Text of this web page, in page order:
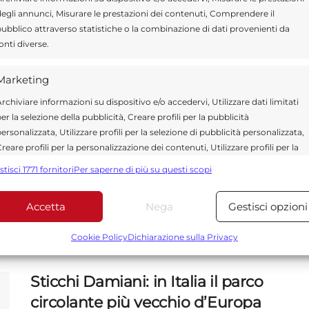
annunci, Misurare le prestazioni dei contenuti, Comprendere il
attraverso statistiche o la combinazione di dati provenienti da
diverse.
informazioni su dispositivo e/o accedervi, Utilizzare dati limitati
la selezione della pubblicità, Creare profili per la pubblicità
Utilizzare profili per la selezione di pubblicità personalizzata,
profili per la personalizzazione dei contenuti, Utilizzare profili per la
Utilizzare dati limitati per la selezione dei contenuti.
Funzionalità Sempre
Abbinare e combinare dati provenienti da altre fonti di dati,
Utilizzare dati di geolocalizzazione precisi, Riconoscere i
1771 fornitoriPer saperne di più su questi scopi
Accetta Nega Gestisci opzioni
Cookie PolicyDichiarazione sulla Privacy
ore di puro divertimento
Ragusa, una discarica di amianto
al posto del parco urbano FOTO
"Una discarica di amianto nello stesso
luogo in cui dovrebbe sorgere il parco
urbano di Ragusa". Gurrieri: ringrazio i
ragazzi ...
Sticchi Damiani: in Italia il parco
circolante più vecchio d’Europa